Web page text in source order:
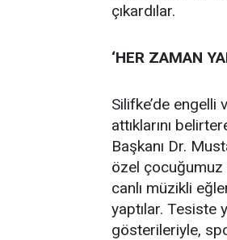
çıkardılar.
‘HER ZAMAN
Silifke’de engelli
attıklarını
Başkanı Dr.
özel çocuğumuz
canlı müzikli
yaptılar. Tesiste
gösterileriyle,